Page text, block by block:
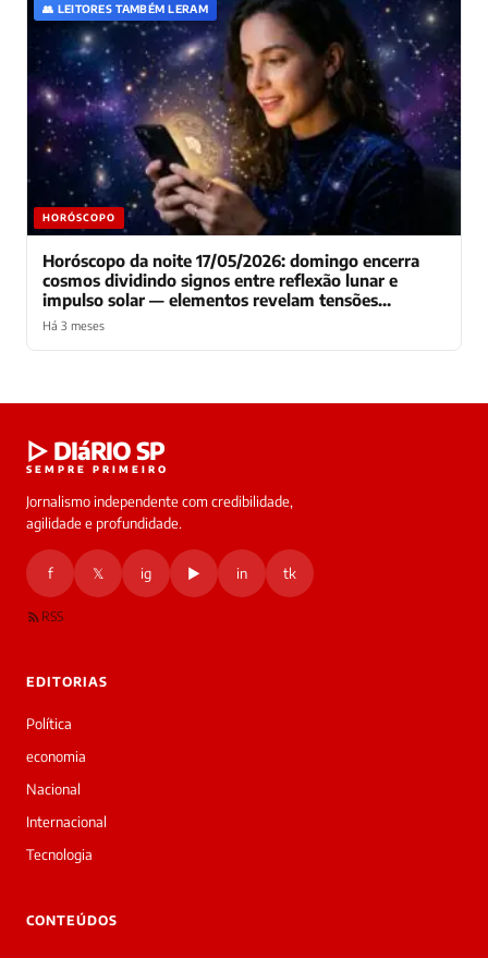
👥 LEITORES TAMBÉM LERAM
HORÓSCOPO
Horóscopo da noite 17/05/2026: domingo encerra
cosmos dividindo signos entre reflexão lunar e
impulso solar — elementos revelam tensões
decisivas para segunda
Há 3 meses
online
Oi!
Bom
dia!
a
Laura,
▷
▷ DIáRIO SP
SEMPRE PRIMEIRO
Jornalismo independente com credibilidade,
agilidade e profundidade.
f 𝕏 ig ▶ in tk
RSS
EDITORIAS
Política
economia
Nacional
Internacional
Tecnologia
CONTEÚDOS